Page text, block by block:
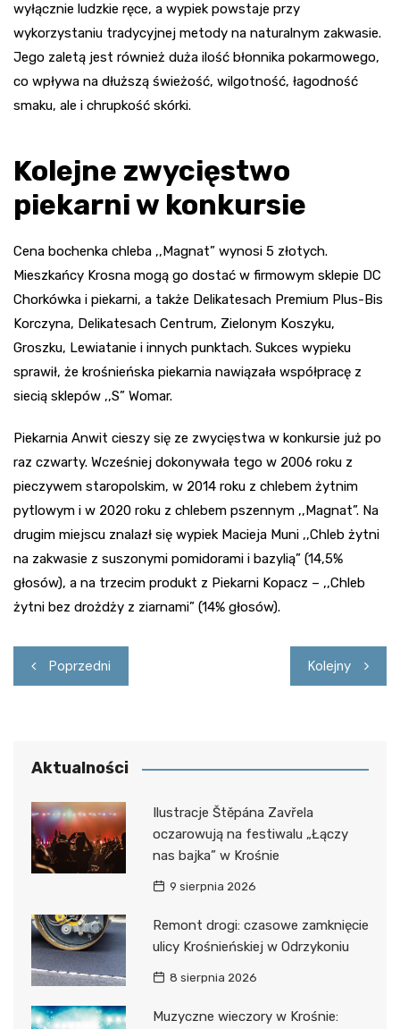
wyłącznie ludzkie ręce, a wypiek powstaje przy
wykorzystaniu tradycyjnej metody na naturalnym zakwasie.
Jego zaletą jest również duża ilość błonnika pokarmowego,
co wpływa na dłuższą świeżość, wilgotność, łagodność
smaku, ale i chrupkość skórki.
Kolejne zwycięstwo
piekarni w konkursie
Cena bochenka chleba ,,Magnat” wynosi 5 złotych.
Mieszkańcy Krosna mogą go dostać w firmowym sklepie DC
Chorkówka i piekarni, a także Delikatesach Premium Plus-Bis
Korczyna, Delikatesach Centrum, Zielonym Koszyku,
Groszku, Lewiatanie i innych punktach. Sukces wypieku
sprawił, że krośnieńska piekarnia nawiązała współpracę z
siecią sklepów ,,S” Womar.
Piekarnia Anwit cieszy się ze zwycięstwa w konkursie już po
raz czwarty. Wcześniej dokonywała tego w 2006 roku z
pieczywem staropolskim, w 2014 roku z chlebem żytnim
pytlowym i w 2020 roku z chlebem pszennym ,,Magnat”. Na
drugim miejscu znalazł się wypiek Macieja Muni ,,Chleb żytni
na zakwasie z suszonymi pomidorami i bazylią” (14,5%
głosów), a na trzecim produkt z Piekarni Kopacz – ,,Chleb
żytni bez drożdży z ziarnami” (14% głosów).
Nawigacja
wpisu
Poprzedni Kolejny
Aktualności
Ilustracje Štěpána Zavřela
oczarowują na festiwalu „Łączy
nas bajka” w Krośnie
9 sierpnia 2026
Remont drogi: czasowe zamknięcie
ulicy Krośnieńskiej w Odrzykoniu
8 sierpnia 2026
Muzyczne wieczory w Krośnie: